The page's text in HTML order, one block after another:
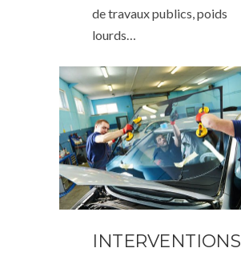
de travaux publics, poids
lourds…
INTERVENTIONS